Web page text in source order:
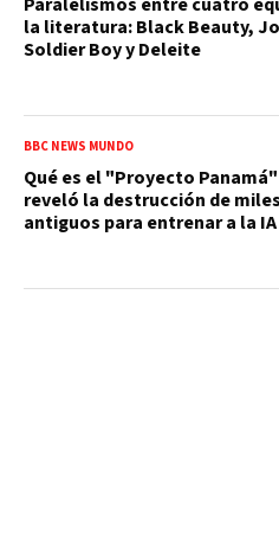
la literatura: Black Beauty,
Soldier Boy y Deleite
BBC NEWS MUNDO
Qué es el "Proyecto
reveló la destrucción de
antiguos para entrenar a la IA